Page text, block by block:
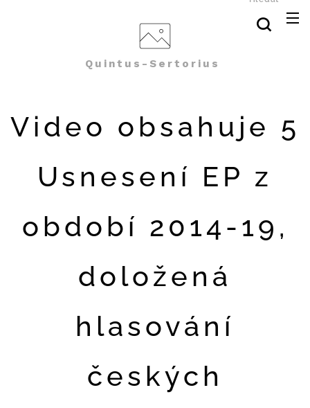
Quintus-Sertorius
Video obsahuje 5
Usnesení EP z
období 2014-19,
doložená
hlasování
českých